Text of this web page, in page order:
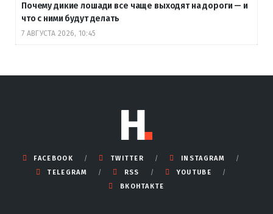
Почему дикие лошади все чаще выходят на дороги — и
что с ними будут делать
7 АВГУСТА 2026, 10:45
FACEBOOK TWITTER
INSTAGRAM
TELEGRAM
RSS
YOUTUBE
ВКОНТАКТЕ